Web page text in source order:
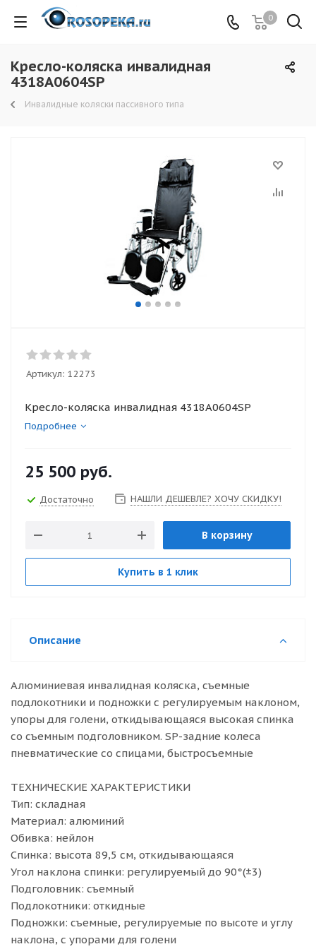
0
Кресло-коляска инвалидная
4318A0604SP
Инвалидные коляски пассивного типа
Артикул: 12273
Кресло-коляска инвалидная 4318A0604SP
Подробнее
25 500 руб.
Достаточно НАШЛИ ДЕШЕВЛЕ? ХОЧУ СКИДКУ!
В корзину
Купить в 1 клик
Описание
Алюминиевая инвалидная коляска, съемные
подлокотники и подножки с регулируемым наклоном,
упоры для голени, откидывающаяся высокая спинка
со съемным подголовником. SР-задние колеса
пневматические со спицами, быстросъемные
ТЕХНИЧЕСКИЕ ХАРАКТЕРИСТИКИ
Тип: складная
Материал: алюминий
Обивка: нейлон
Спинка: высота 89,5 см, откидывающаяся
Угол наклона спинки: регулируемый до 90°(±3)
Подголовник: съемный
Подлокотники: откидные
Подножки: съемные, регулируемые по высоте и углу
наклона, с упорами для голени